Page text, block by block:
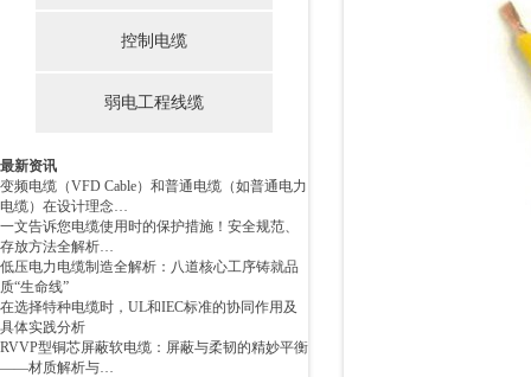
控制电缆
弱电工程线缆
最新资讯
变频电缆（VFD Cable）和普通电缆（如普通电力
电缆）在设计理念…
一文告诉您电缆使用时的保护措施！安全规范、
存放方法全解析…
低压电力电缆制造全解析：八道核心工序铸就品
质“生命线”
在选择特种电缆时，UL和IEC标准的协同作用及
具体实践分析
RVVP型铜芯屏蔽软电缆：屏蔽与柔韧的精妙平衡
——材质解析与…